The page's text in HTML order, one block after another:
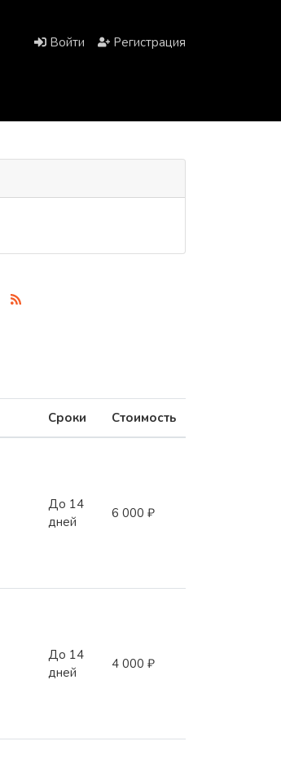
Войти Регистрация
Сроки Стоимость
До 14
дней
6 000 ₽
До 14
дней
4 000 ₽